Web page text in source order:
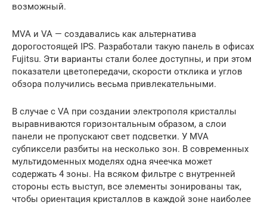
возможный.
MVA и VA — создавались как альтернатива
дорогостоящей IPS. Разработали такую панель в офисах
Fujitsu. Эти варианты стали более доступны, и при этом
показатели цветопередачи, скорости отклика и углов
обзора получились весьма привлекательными.
В случае с VA при создании электрополя кристаллы
выравниваются горизонтальным образом, а слои
панели не пропускают свет подсветки. У MVA
субпиксели разбиты на несколько зон. В современных
мультидоменных моделях одна ячеечка может
содержать 4 зоны. На всяком фильтре с внутренней
стороны есть выступ, все элементы зонированы так,
чтобы ориентация кристаллов в каждой зоне наиболее